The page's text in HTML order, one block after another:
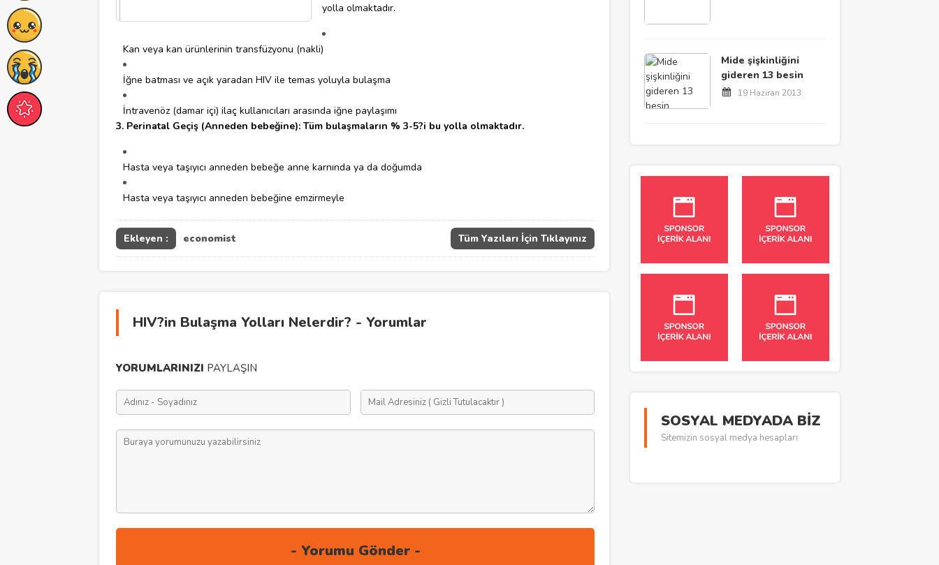
yolla olmaktadır.
Kan veya kan ürünlerinin transfüzyonu (nakli)
İğne batması ve açık yaradan HIV ile temas yoluyla bulaşma
İntravenöz (damar içi) ilaç kullanıcıları arasında iğne paylaşımı
3. Perinatal Geçiş (Anneden bebeğine): Tüm bulaşmaların % 3-5?i bu yolla olmaktadır.
Hasta veya taşıyıcı anneden bebeğe anne karnında ya da doğumda
Hasta veya taşıyıcı anneden bebeğine emzirmeyle
Ekleyen : economist Tüm Yazıları İçin Tıklayınız
HIV?in Bulaşma Yolları Nelerdir? - Yorumlar
YORUMLARINIZI PAYLAŞIN
Mide şişkinliğini
gideren 13 besin
19 Haziran 2013
SOSYAL MEDYADA BİZ
Sitemizin sosyal medya hesapları